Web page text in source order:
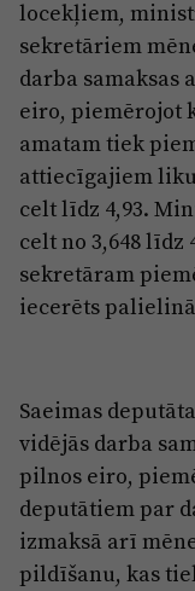
Jūrmala
locekļiem,
sekretāriem
darba samaksas
eiro, piemērojot
amatam tiek
attiecīgajiem
celt līdz 4,93.
celt no 3,648
sekretāram
iecerēts
Saeimas
vidējās darba
pilnos eiro,
deputātiem par
izmaksā arī
pildīšanu, kas